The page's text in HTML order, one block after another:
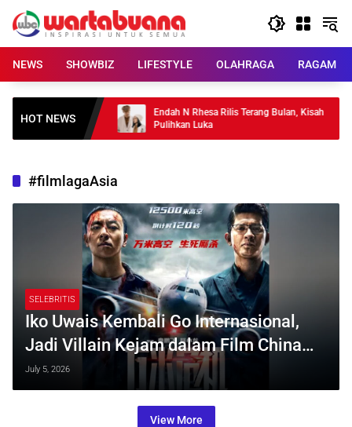
content
NEWS
SHOWBIZ LIFESTYLE OLAHRAGA RAGAM
HOT NEWS
Pohon Kopi
Endah N Rhesa Rilis Terang Bulan, Kisah
Pulihkan Luka
#filmlagaAsia
SELEBRITIS
Iko Uwais Kembali Go Internasional,
Jadi Villain Kejam dalam Film China
Wings of Dread
July 5, 2026
View More